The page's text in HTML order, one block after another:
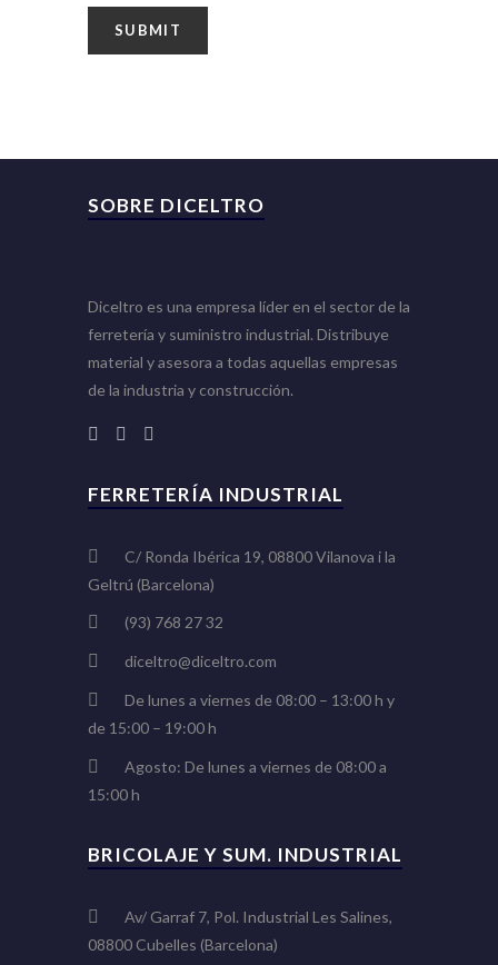
SOBRE DICELTRO
Diceltro es una empresa líder en el sector de la
ferretería y suministro industrial. Distribuye
material y asesora a todas aquellas empresas
de la industria y construcción.
FERRETERÍA INDUSTRIAL
C/ Ronda Ibérica 19, 08800 Vilanova i la
Geltrú (Barcelona)
(93) 768 27 32
diceltro@diceltro.com
De lunes a viernes de 08:00 – 13:00 h y
de 15:00 – 19:00 h
Agosto: De lunes a viernes de 08:00 a
15:00 h
BRICOLAJE Y SUM. INDUSTRIAL
Av/ Garraf 7, Pol. Industrial Les Salines,
08800 Cubelles (Barcelona)